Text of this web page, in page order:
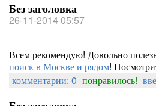
Без заголовка
26-11-2014 05:57
Всем рекомендую! Довольно
поиск в Москве и рядом!
комментарии: 0 понравилось!